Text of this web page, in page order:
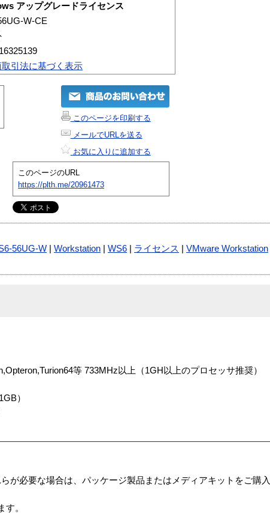
アップグレードライセンス
W-CE
引法に基づく表示
このページを印刷する
メールでURLを送る
お気に入りに追加する
このページのURL
https://plth.me/20961473
56UG-W Workstation WS6 ライセンス VMware Workstation
等 733MHz以上（1GH以上のプロセッサ推奨）
）
が必要な場合は、パッケージ製品またはメディアキットをご購入
。